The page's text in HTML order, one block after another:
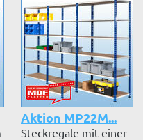
Aktion MP22M...
Steckregale mit einer